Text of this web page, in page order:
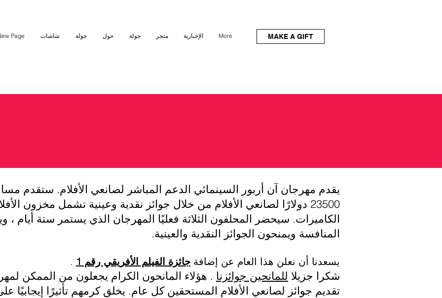
Page شاشات جولة حول جولة متجر الإخبارية More MAKE A GIFT
23500 دولارًا لصانعي الأفلام من خلال جوائز نقدية وعينية تشمل مخزون
الكاميرات. سيحضر المحلفون الثلاثة فعليًا المهرجان الذي يستمر ستة أيام ،
المنافسة ويمنحون الجوائز النقدية والعينية.
يسعدنا أن نعلن هذا العام عن إضافة جائزة الفيلم الأفريقي رقم 1 .
شكرا جزيلا للمانحين جوائزنا . هؤلاء المانحون الكرام يجعلون من الممكن
تقديم جوائز لصانعي الأفلام المستحقين كل عام. يخلق كرمهم تأثيرًا إيجابيًا